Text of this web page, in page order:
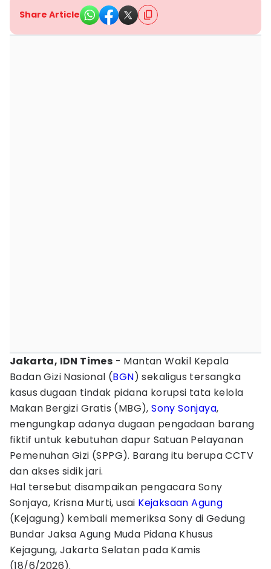
Share Article
Jakarta, IDN Times - Mantan Wakil Kepala
Badan Gizi Nasional (BGN) sekaligus tersangka
kasus dugaan tindak pidana korupsi tata kelola
Makan Bergizi Gratis (MBG),Sony Sonjaya,
mengungkap adanya dugaan pengadaan barang
fiktif untuk kebutuhan dapur Satuan Pelayanan
Pemenuhan Gizi (SPPG). Barang itu berupa CCTV
dan akses sidik jari.
Hal tersebut disampaikan pengacara Sony
Sonjaya, Krisna Murti, usai Kejaksaan Agung
(Kejagung) kembali memeriksa Sony di Gedung
Bundar Jaksa Agung Muda Pidana Khusus
Kejagung, Jakarta Selatan pada Kamis
(18/6/2026).